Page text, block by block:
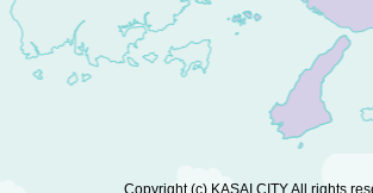
Copyright (c) KASAI CITY All rights